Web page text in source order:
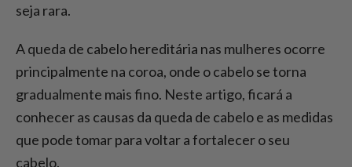
seja rara.
A queda de cabelo hereditária nas mulheres ocorre
principalmente na coroa, onde o cabelo se torna
gradualmente mais fino. Neste artigo, ficará a
conhecer as causas da queda de cabelo e as medidas
que pode tomar para voltar a fortalecer o seu
cabelo.